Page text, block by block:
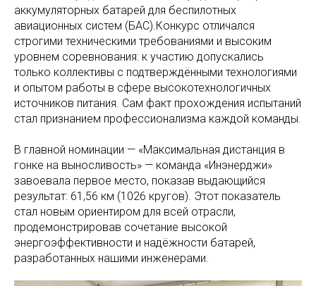
аккумуляторных батарей для беспилотных
авиационных систем (БАС).Конкурс отличался
строгими техническими требованиями и высоким
уровнем соревнования: к участию допускались
только коллективы с подтверждёнными технологиями
и опытом работы в сфере высокотехнологичных
источников питания. Сам факт прохождения испытаний
стал признанием профессионализма каждой команды.
В главной номинации — «Максимальная дистанция в
гонке на выносливость» — команда «Инэнерджи»
завоевала первое место, показав выдающийся
результат: 61,56 км (1026 кругов). Этот показатель
стал новым ориентиром для всей отрасли,
продемонстрировав сочетание высокой
энергоэффективности и надёжности батарей,
разработанных нашими инженерами.